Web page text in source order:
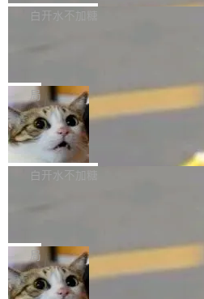
w 不要求标准普通话，方言识别覆盖
容提供的字体时出现的几个问题 为避
质的最低采样率）的音频格式将被拒
SS 圆角虚线样式中可能存在的问题
的图像元素不在同一个子树中，则它
联 加...
发布的 Release Notes，他利用 AI 工
最强的若干项。对于尚未正式发版的
通过拉取过去一年内（从 PG 18
至今）的所有 commit，同样交由 AI
经过人工复核，准确度令人满意。这
社区爱好者提供了高效跟踪新版本的
白开水不加糖
维护工作一直与我的日常工作、家务
和休闲娱乐竞争时间。" 这是 libexpat
ebastian Pipping 写在博客里的话。8
他宣布了一个新消息：从 2026 年 8
他可以全职维护 libexpat 了，最长 6
库之一。你的操作系统、浏览器、无
施软件，很可能都在用它。而过去十
的人一直在用业余...
局
Firefox 153.0.3 发布
Firefox 153.0.3 现已发布，具体更新
下： New Smart Window 包含多项增
i> <li>现在，助手可以直接使用 Exa 的网络搜索
结果回答问题，而无需将问题转交给
白开水不加糖
的 npm 包。项目的核心论点是：容器
ent 计算。真正适合的，是 Isolate。
工程师在这件事上没什么可谦虚的——
局
OpenAI 公开邮件和聊天记录回应